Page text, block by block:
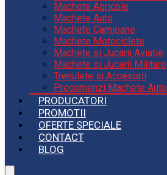
Machete Agricole
Machete Auto
Machete Camioane
Machete Motociclete
Machete si Jucarii Aviatie
Machete si Jucarii Militare
Trenulete si Accesorii
Precomenzi Machete Auto
PRODUCATORI
PROMOTII
OFERTE SPECIALE
CONTACT
BLOG